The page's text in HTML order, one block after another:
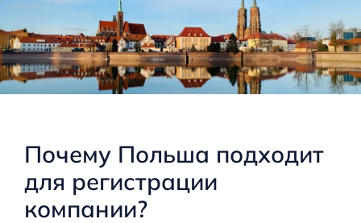
Почему Польша подходит
для регистрации
компании?